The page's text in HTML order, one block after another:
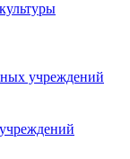
учреждений